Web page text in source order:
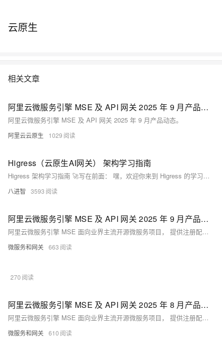
云原生
相关文章
阿里云微服务引擎 MSE 及 API 网关 2025 年 9 月产品动态
阿里云微服务引擎 MSE 及 API 网关 2025 年 9 月产品动态。
阿里云云原生 1029
Higress（云原生AI网关） 架构学习指南
Higress 架构学习指南 🚀写在前面： 嘿，欢迎你来到 Higress 的学习之旅！
八进智 3593
阿里云微服务引擎 MSE 及 API 网关 2025 年 9 月产品动态
阿里云微服务引擎 MSE 面向业界主流开源微服务项目， 提供注册配置中心和分布式协调（原生支持 Nacos/ZooKeeper/Eureka ）、云原生网关（原生支持Higress/Nginx/Envoy，遵循Ingress标准）、微服务治理（原生支持 Spring Cloud/Dubbo/Sentinel，遵循 OpenSergo 服务治理规范）能力。API 网关 (API Gateway），提供 APl 托管服务，覆盖设计、开发、测试、发布、售卖、运维监测、安全管控、下线等 API 生命周期阶段。帮助您快速构建以 API 为核心的系统架构．满足新技术引入、系统集成、业务中台等诸多场景需要。
微服务和网关 663
270
阿里云微服务引擎 MSE 及 API 网关 2025 年 8 月产品动态
阿里云微服务引擎 MSE 面向业界主流开源微服务项目， 提供注册配置中心和分布式协调（原生支持 Nacos/ZooKeeper/Eureka ）、云原生网关（原生支持Higress/Nginx/Envoy，遵循Ingress标准）、微服务治理（原生支持 Spring Cloud/Dubbo/Sentinel，遵循 OpenSergo 服务治理规范）能力。API 网关 (API Gateway），提供 APl 托管服务，覆盖设计、开发、测试、发布、售卖、运维监测、安全管控、下线等 API 生命周期阶段。帮助您快速构建以 API 为核心的系统架构．满足新技术引入、系统集成、业务中台等诸多场景需要。
微服务和网关 610